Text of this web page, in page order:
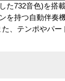
た732音色)を搭
を持つ自動伴奏
、テンポやパー